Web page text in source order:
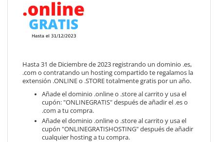
Hasta 31 de Diciembre de 2023 registrando un dominio .es,
.com o contratando un hosting compartido te regalamos la
extensión .ONLINE o .STORE totalmente gratis por un año.
Añade el dominio .online o .store al carrito y usa el
cupón: "ONLINEGRATIS" después de añadir el .es o
.com a tu compra.
Añade el dominio .online o .store al carrito y usa el
cupón "ONLINEGRATISHOSTING" después de añadir
cualquier hosting a tu compra.